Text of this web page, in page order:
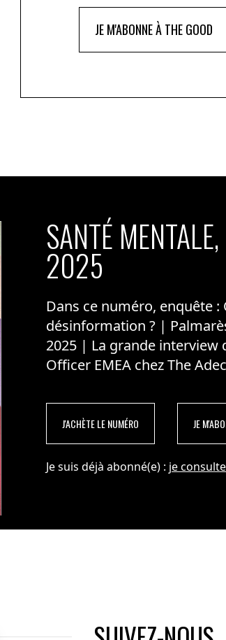
JE M'ABONNE À THE GOOD
SANTÉ
2025
Dans ce numéro, enquête
désinformation ? |
2025 | La grande interview
Officer EMEA chez The
J'ACHÈTE LE NUMÉRO JE
Je suis déjà abonné(e) : je